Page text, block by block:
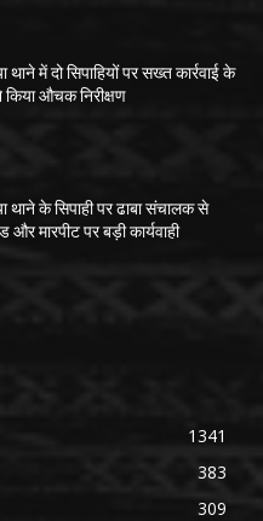
में दो सिपाहियों पर सख्त कार्रवाई के
औचक निरीक्षण
थाने के सिपाही पर ढाबा संचालक से
और मारपीट पर बड़ी कार्यवाही
1341
383
309